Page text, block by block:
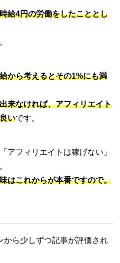
給4円の労働をしたこととし
から考えるとその1%にも満
来なければ、アフィリエイト
いです。
アフィリエイトは稼げない」
はこれからが本番ですので。
から少しずつ記事が評価され